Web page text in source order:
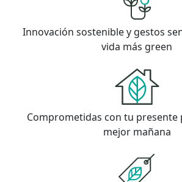
Innovación sostenible y gestos
vida más green
Comprometidas con tu presente
mejor mañana